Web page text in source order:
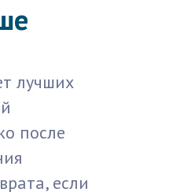
лучших
после
если